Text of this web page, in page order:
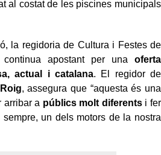
al costat de les piscines municipals
la regidoria de Cultura i Festes de
continua apostant per una oferta
actual i catalana. El regidor de
, assegura que “aquesta és una
arribar a públics molt diferentsi fer
un dels motors de la nostra